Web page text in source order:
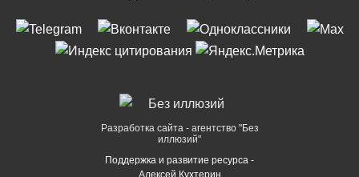
Разработка сайта - агентство "Без
иллюзий"
Поддержка и развитие ресурса -
Алексей Кухтерин